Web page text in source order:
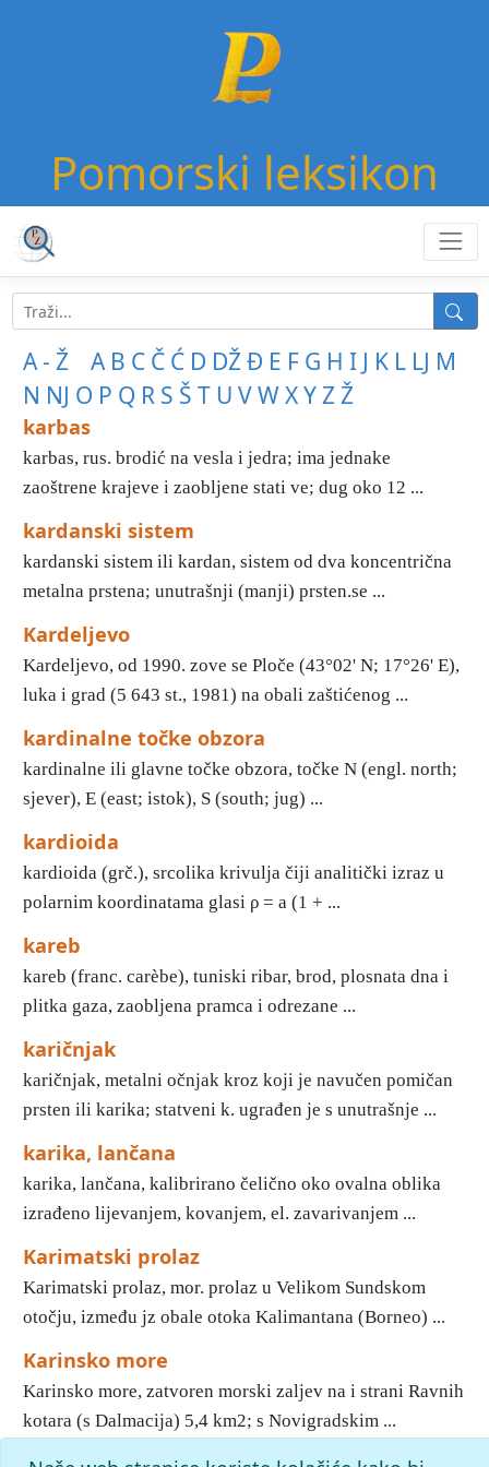
Pomorski leksikon
A - Ž A B C Č Ć D DŽĐ E F G H I J K L LJ M
N NJ O P Q R S Š T U VWXYZŽ
karbas
karbas, rus. brodić na vesla i jedra; ima jednake
zaoštrene krajeve i zaobljene stati ve; dug oko 12 ...
kardanski sistem
kardanski sistem ili kardan, sistem od dva koncentrična
metalna prstena; unutrašnji (manji) prsten.se ...
Kardeljevo
Kardeljevo, od 1990. zove se Ploče (43°02' N; 17°26' E),
luka i grad (5 643 st., 1981) na obali zaštićenog ...
kardinalne točke obzora
kardinalne ili glavne točke obzora, točke N (engl. north;
sjever), E (east; istok), S (south; jug) ...
kardioida
kardioida (grč.), srcolika krivulja čiji analitički izraz u
polarnim koordinatama glasi ρ = a (1 + ...
kareb
kareb (franc. carèbe), tuniski ribar, brod, plosnata dna i
plitka gaza, zaobljena pramca i odrezane ...
karičnjak
karičnjak, metalni očnjak kroz koji je navučen pomičan
prsten ili karika; statveni k. ugrađen je s unutrašnje ...
karika, lančana
karika, lančana, kalibrirano čelično oko ovalna oblika
izrađeno lijevanjem, kovanjem, el. zavarivanjem ...
Karimatski prolaz
Karimatski prolaz, mor. prolaz u Velikom Sundskom
otočju, između jz obale otoka Kalimantana (Borneo) ...
Karinsko more
Karinsko more, zatvoren morski zaljev na i strani Ravnih
kotara (s Dalmacija) 5,4 km2; s Novigradskim ...